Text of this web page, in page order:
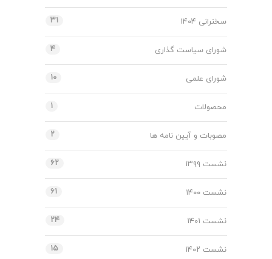
سخنرانی ۱۴۰۴ ۳۱
شورای سیاست گذاری ۴
شورای علمی ۱۰
محصولات ۱
مصوبات و آیین نامه ها ۲
نشست ۱۳۹۹ ۶۲
نشست ۱۴۰۰ ۶۱
نشست ۱۴۰۱ ۲۴
نشست ۱۴۰۲ ۱۵